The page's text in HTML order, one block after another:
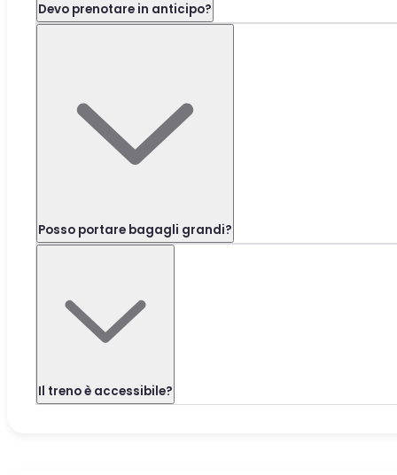
Devo prenotare in anticipo?
Posso portare bagagli grandi?
Il treno è accessibile?